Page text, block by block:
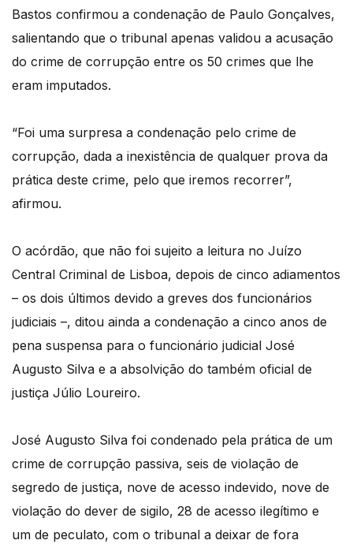
Bastos confirmou a condenação de Paulo Gonçalves,
salientando que o tribunal apenas validou a acusação
do crime de corrupção entre os 50 crimes que lhe
eram imputados.
“Foi uma surpresa a condenação pelo crime de
corrupção, dada a inexistência de qualquer prova da
prática deste crime, pelo que iremos recorrer”,
afirmou.
O acórdão, que não foi sujeito a leitura no Juízo
Central Criminal de Lisboa, depois de cinco adiamentos
– os dois últimos devido a greves dos funcionários
judiciais –, ditou ainda a condenação a cinco anos de
pena suspensa para o funcionário judicial José
Augusto Silva e a absolvição do também oficial de
justiça Júlio Loureiro.
José Augusto Silva foi condenado pela prática de um
crime de corrupção passiva, seis de violação de
segredo de justiça, nove de acesso indevido, nove de
violação do dever de sigilo, 28 de acesso ilegítimo e
um de peculato, com o tribunal a deixar de fora